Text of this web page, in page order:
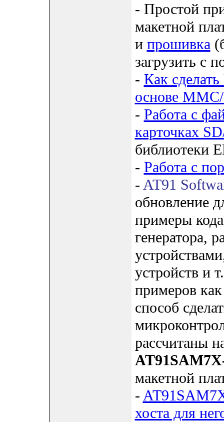
- Простой
макетной
и прошивка
загрузить с
- Как
основе
- Работа с
карточках
библиотеки
- Работа с
- AT91
обновление
примеры
генератора,
устройств и
примеров
способ
рассчитаны
макетной
-
хоста для